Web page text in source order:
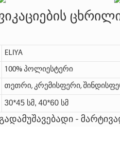
ELIYA
100% პოლიესტერი
თეთრი, კრემისფერი,
30*45 სმ, 40*60 სმ
-